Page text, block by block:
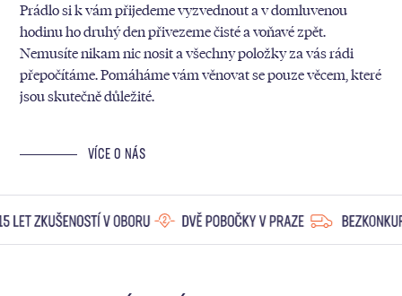
Prádlo si k vám přijedeme vyzvednout a v domluvenou
hodinu ho druhý den přivezeme čisté a voňavé zpět.
Nemusíte nikam nic nosit a všechny položky za vás rádi
přepočítáme. Pomáháme vám věnovat se pouze věcem, které
jsou skutečně důležité.
VÍCE O NÁS